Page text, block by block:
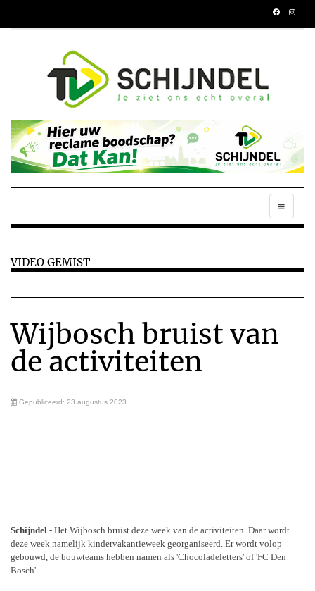
VIDEO GEMIST
Wijbosch bruist van
de activiteiten
Gepubliceerd: 23 augustus 2023
Schijndel - Het Wijbosch bruist deze week van de activiteiten. Daar wordt
deze week namelijk kindervakantieweek georganiseerd. Er wordt volop
gebouwd, de bouwteams hebben namen als 'Chocoladeletters' of 'FC Den
Bosch'.